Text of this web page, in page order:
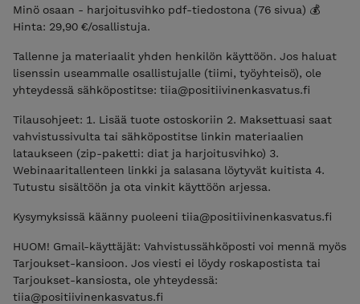
Minö osaan - harjoitusvihko pdf-tiedostona (76 sivua) 💰
Hinta: 29,90 €/osallistuja.
Tallenne ja materiaalit yhden henkilön käyttöön. Jos haluat
lisenssin useammalle osallistujalle (tiimi, työyhteisö), ole
yhteydessä sähköpostitse: tiia@positiivinenkasvatus.fi
Tilausohjeet: 1. Lisää tuote ostoskoriin 2. Maksettuasi saat
vahvistussivulta tai sähköpostitse linkin materiaalien
lataukseen (zip-paketti: diat ja harjoitusvihko) 3.
Webinaaritallenteen linkki ja salasana löytyvät kuitista 4.
Tutustu sisältöön ja ota vinkit käyttöön arjessa.
Kysymyksissä käänny puoleeni tiia@positiivinenkasvatus.fi
HUOM! Gmail-käyttäjät: Vahvistussähköposti voi mennä myös
Tarjoukset-kansioon. Jos viesti ei löydy roskapostista tai
Tarjoukset-kansiosta, ole yhteydessä:
tiia@positiivinenkasvatus.fi